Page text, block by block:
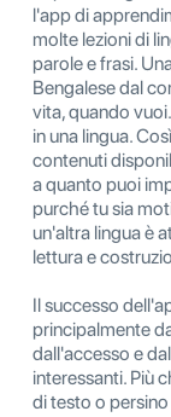
l'app di
molte lezioni di
parole e frasi.
Bengalese dal
vita, quando
in una lingua.
contenuti
a quanto puoi
purché tu sia
un'altra lingua è
lettura e
Il successo
principalmente
dall'accesso e
interessanti. Più
di testo o